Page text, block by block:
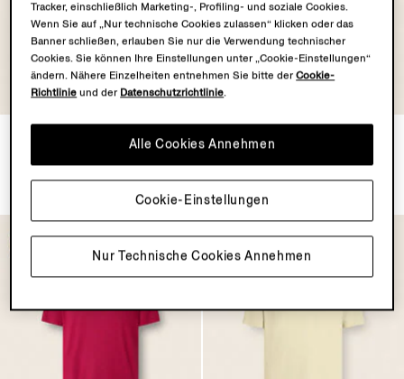
VELLUS AUREUM
T-Shirt aus Vellus Aureum in
T-Shirt aus Vellus Aureum in
Olivgrün
Tracker, einschließlich Marketing-, Profiling- und soziale Cookies.
Wenn Sie auf „Nur technische Cookies zulassen“ klicken oder das
Banner schließen, erlauben Sie nur die Verwendung technischer
Cookies. Sie können Ihre Einstellungen unter „Cookie-Einstellungen“
ändern. Nähere Einzelheiten entnehmen Sie bitte derCookie-
Richtlinie und der Datenschutzrichtlinie.
Nur Technische Cookies Annehmen
Alle Cookies Annehmen
Cookie-Einstellungen